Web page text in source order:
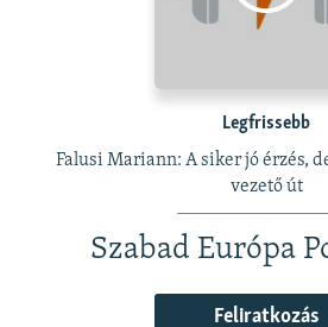
Legfrissebb
Falusi Mariann: A siker jó érzés,
vezető út
Szabad Európa
Feliratkozás